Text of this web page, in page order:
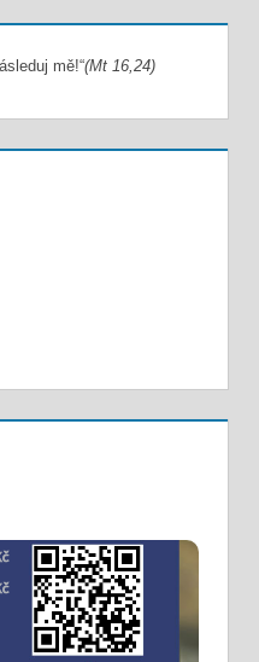
mě!“(Mt 16,24)